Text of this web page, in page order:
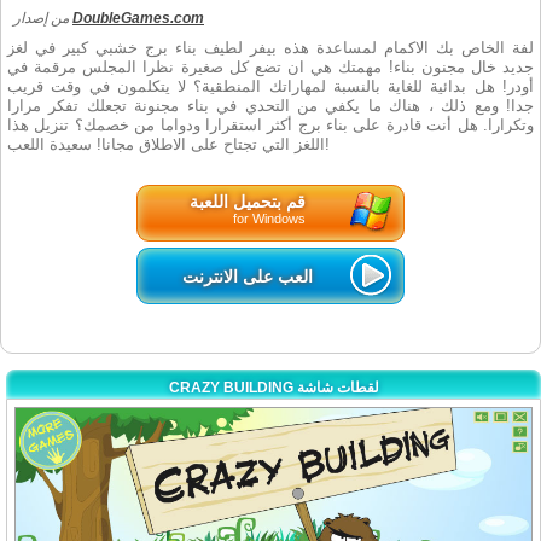
DoubleGames.com
لفة الخاص بك الاكمام لمساعدة هذه بيفر لطيف بناء برج خشبي كبير في لغز
جديد خال مجنون بناء! مهمتك هي ان تضع كل صغيرة نظرا المجلس مرقمة في
أودر! هل بدائية للغاية بالنسبة لمهاراتك المنطقية؟ لا يتكلمون في وقت قريب
جدا! ومع ذلك ، هناك ما يكفي من التحدي في بناء مجنونة تجعلك تفكر مرارا
وتكرارا. هل أنت قادرة على بناء برج أكثر استقرارا ودواما من خصمك؟ تنزيل هذا
اللغز التي تجتاح على الاطلاق مجانا! سعيدة اللعب!
قم بتحميل اللعبة
for Windows
العب على الانترنت
CRAZY BUILDING لقطات شاشة